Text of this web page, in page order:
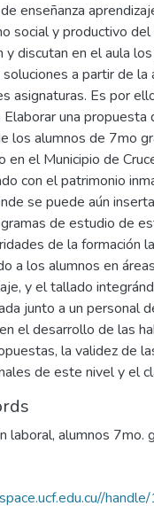
enseñanza
social y productivo
y discutan en el aula
a partir de
asignaturas. Es por
una propuesta
los alumnos de 7mo
en el Municipio de
con el patrimonio
se puede aún
de estudio de
de la formación
a los alumnos en
y el tallado
junto a un personal
el desarrollo de las
la validez de
de este nivel y el
laboral, alumnos 7mo.